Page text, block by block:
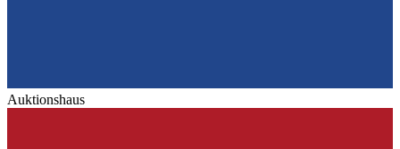
Auktionshaus